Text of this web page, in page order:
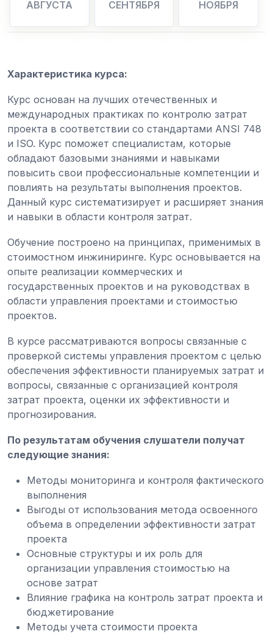
АВГУСТА СЕНТЯБРЯ НОЯБРЯ
Характеристика курса:
Курс основан на лучших отечественных и
международных практиках по контролю затрат
проекта в соответствии со стандартами ANSI 748
и ISO. Курс поможет специалистам, которые
обладают базовыми знаниями и навыками
повысить свои профессиональные компетенции и
повлиять на результаты выполнения проектов.
Данный курс систематизирует и расширяет знания
и навыки в области контроля затрат.
Обучение построено на принципах, применимых в
стоимостном инжиниринге. Курс основывается на
опыте реализации коммерческих и
государственных проектов и на руководствах в
области управления проектами и стоимостью
проектов.
В курсе рассматриваются вопросы связанные с
проверкой системы управления проектом с целью
обеспечения эффективности планируемых затрат и
вопросы, связанные с организацией контроля
затрат проекта, оценки их эффективности и
прогнозирования.
По результатам обучения слушатели получат
следующие знания:
Методы мониторинга и контроля фактического
выполнения
Выгоды от использования метода освоенного
объема в определении эффективности затрат
проекта
Основные структуры и их роль для
организации управления стоимостью на
основе затрат
Влияние графика на контроль затрат проекта и
бюджетирование
Методы учета стоимости проекта